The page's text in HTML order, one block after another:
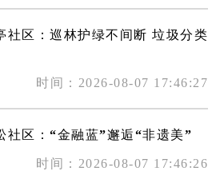
社区：巡林护绿不间断 垃圾分类
时间：2026-08-07 17:46:27
社区：“金融蓝”邂逅“非遗美”
时间：2026-08-07 17:46:26